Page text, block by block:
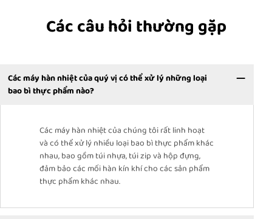
Các câu hỏi thường gặp
Các máy hàn nhiệt của quý vị có thể xử lý những loại
bao bì thực phẩm nào?
Các máy hàn nhiệt của chúng tôi rất linh hoạt
và có thể xử lý nhiều loại bao bì thực phẩm khác
nhau, bao gồm túi nhựa, túi zip và hộp đựng,
đảm bảo các mối hàn kín khí cho các sản phẩm
thực phẩm khác nhau.